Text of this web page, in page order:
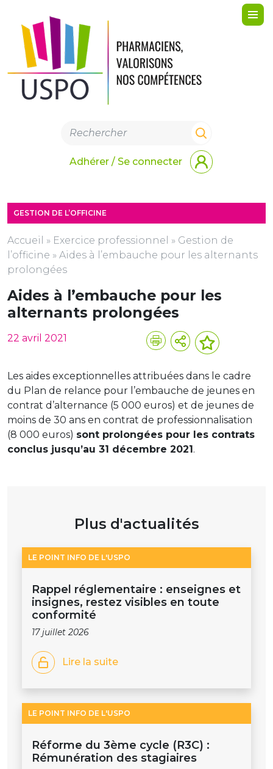
Adhérer / Se connecter
GESTION DE L’OFFICINE
Accueil » Exercice professionnel » Gestion de
l’officine » Aides à l’embauche pour les alternants
prolongées
Aides à l’embauche pour les
alternants prolongées
22 avril 2021
Les aides exceptionnelles attribuées dans le cadre
du Plan de relance pour l’embauche de jeunes en
contrat d’alternance (5 000 euros) et de jeunes de
moins de 30 ans en contrat de professionnalisation
(8 000 euros) sont prolongées pour les contrats
conclus jusqu’au 31 décembre 2021.
Plus d'actualités
LE POINT INFO DE L'USPO
Rappel réglementaire : enseignes et
insignes, restez visibles en toute
conformité
17 juillet 2026
Lire la suite
LE POINT INFO DE L'USPO
Réforme du 3ème cycle (R3C) :
Rémunération des stagiaires